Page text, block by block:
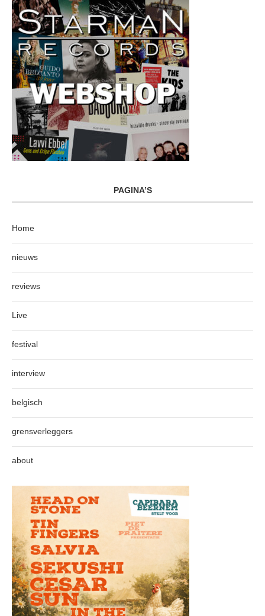
PAGINA’S
Home
nieuws
reviews
Live
festival
interview
belgisch
grensverleggers
about